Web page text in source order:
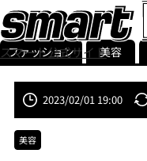
スマート公式サイト
ファッション 美容
2023/02/01 19:00
美容